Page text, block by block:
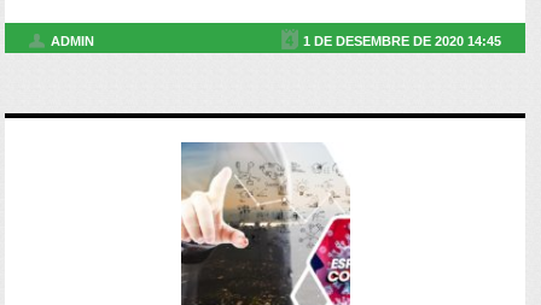
ADMIN 1 DE DESEMBRE DE 2020 14:45